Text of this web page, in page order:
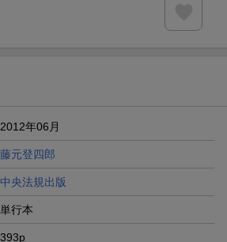
・宝塚歌劇 宙組貸切公演ペアチケット
2012年06月
藤元登四郎
中央法規出版
単行本
393p